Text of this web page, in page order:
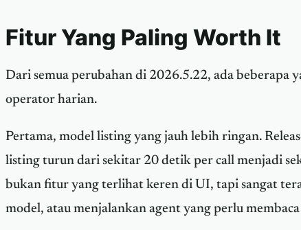
Fitur Yang Paling Worth It
Dari semua perubahan di 2026.5.22, ada beberapa
operator harian.
Pertama, model listing yang jauh lebih ringan.
listing turun dari sekitar 20 detik per call menjadi
bukan fitur yang terlihat keren di UI, tapi sangat
model, atau menjalankan agent yang perlu